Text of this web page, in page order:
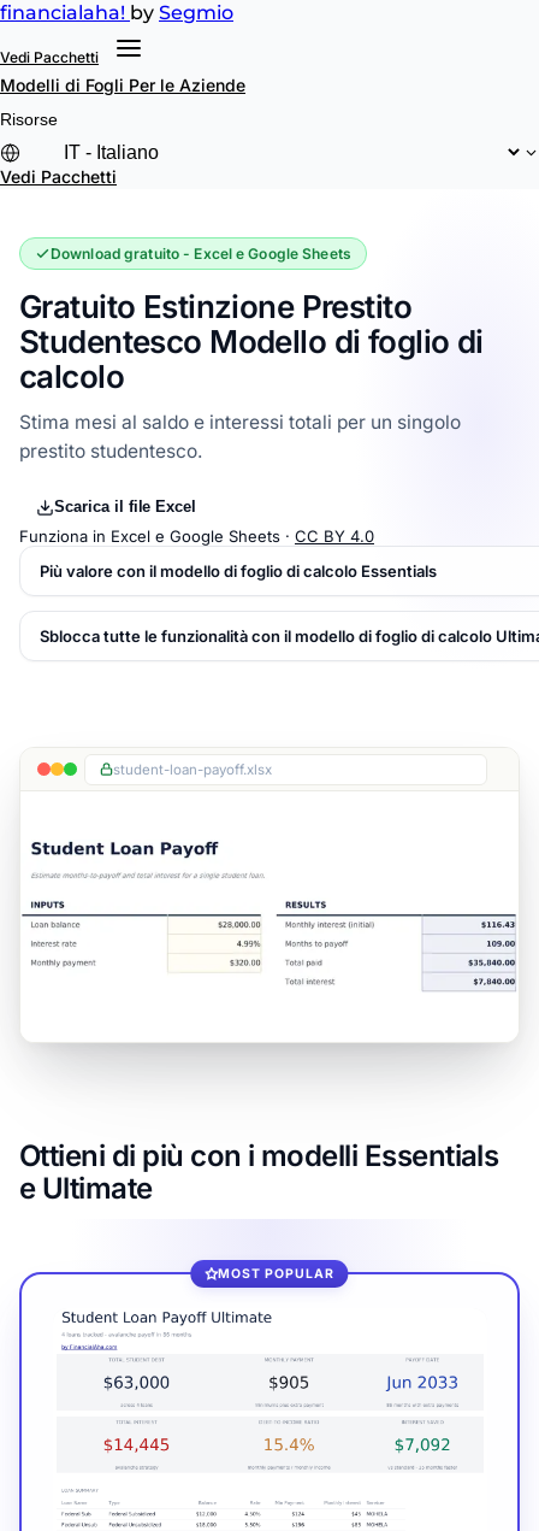
financialaha! by Segmio
Vedi Pacchetti
Modelli di Fogli Per le Aziende
Risorse
Vedi Pacchetti
Download gratuito - Excel e Google Sheets
Gratuito Estinzione Prestito
Studentesco Modello di foglio di
calcolo
Stima mesi al saldo e interessi totali per un singolo
prestito studentesco.
Scarica il file Excel
Funziona in Excel e Google Sheets · CC BY 4.0
Più valore con il modello di foglio di calcolo Essentials
Sblocca tutte le funzionalità con il modello di foglio di calcolo
student-loan-payoff.xlsx
Ottieni di più con i modelli Essentials
e Ultimate
MOST POPULAR